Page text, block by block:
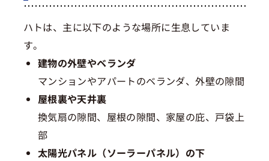
ハトは、主に以下のような場所に生息していま
す。
建物の外壁やベランダ
マンションやアパートのベランダ、外壁の隙間
屋根裏や天井裏
換気扇の隙間、屋根の隙間、家屋の庇、戸袋上
部
太陽光パネル（ソーラーパネル）の下